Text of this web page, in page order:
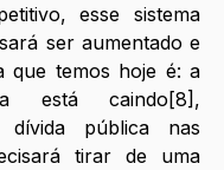
esse sistema
ser aumentado e
que temos hoje é: a
está caindo[8],
dívida pública nas
tirar de uma